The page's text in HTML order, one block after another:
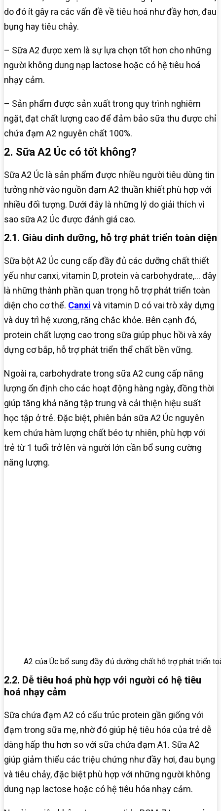
do đó ít gây ra các vấn đề về tiêu hoá như đầy hơn, đau
bụng hay tiêu chảy.
– Sữa A2 được xem là sự lựa chọn tốt hơn cho những
người không dung nạp lactose hoặc có hệ tiêu hoá
nhạy cảm.
– Sản phẩm được sản xuất trong quy trình nghiêm
ngặt, đạt chất lượng cao để đảm bảo sữa thu được chỉ
chứa đạm A2 nguyên chất 100%.
2. Sữa A2 Úc có tốt không?
Sữa A2 Úc là sản phẩm được nhiều người tiêu dùng tin
tưởng nhờ vào nguồn đạm A2 thuần khiết phù hợp với
nhiều đối tượng. Dưới đây là những lý do giải thích vì
sao sữa A2 Úc được đánh giá cao.
2.1. Giàu dinh dưỡng, hỗ trợ phát triển toàn diện
Sữa bột A2 Úc cung cấp đầy đủ các dưỡng chất thiết
yếu như canxi, vitamin D, protein và carbohydrate,… đây
là những thành phần quan trọng hỗ trợ phát triển toàn
diện cho cơ thể. Canxi và vitamin D có vai trò xây dựng
và duy trì hệ xương, răng chắc khỏe. Bên cạnh đó,
protein chất lượng cao trong sữa giúp phục hồi và xây
dựng cơ bắp, hỗ trợ phát triển thể chất bền vững.
Ngoài ra, carbohydrate trong sữa A2 cung cấp năng
lượng ổn định cho các hoạt động hàng ngày, đồng thời
giúp tăng khả năng tập trung và cải thiện hiệu suất
học tập ở trẻ. Đặc biệt, phiên bản sữa A2 Úc nguyên
kem chứa hàm lượng chất béo tự nhiên, phù hợp với
trẻ từ 1 tuổi trở lên và người lớn cần bổ sung cường
năng lượng.
A2 của Úc bổ sung đầy đủ dưỡng chất hỗ trợ phát triển
2.2. Dễ tiêu hoá phù hợp với người có hệ tiêu
hoá nhạy cảm
Sữa chứa đạm A2 có cấu trúc protein gần giống với
đạm trong sữa mẹ, nhờ đó giúp hệ tiêu hóa của trẻ dễ
dàng hấp thu hơn so với sữa chứa đạm A1. Sữa A2
giúp giảm thiểu các triệu chứng như đầy hơi, đau bụng
và tiêu chảy, đặc biệt phù hợp với những người không
dung nạp lactose hoặc có hệ tiêu hóa nhạy cảm.